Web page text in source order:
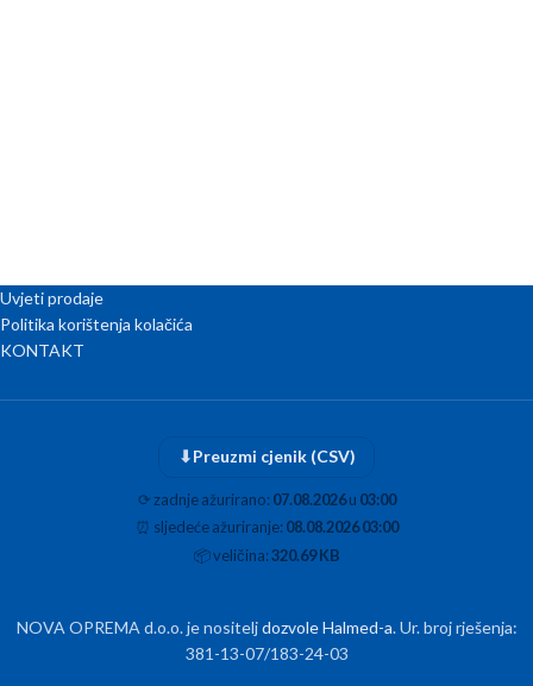
Uvjeti prodaje
Politika korištenja kolačića
KONTAKT
⬇Preuzmi cjenik (CSV)
⟳zadnje ažurirano:07.08.2026u 03:00
⏰ sljedeće ažuriranje:08.08.2026 03:00
📦veličina:320.69 KB
NOVA OPREMA d.o.o. je nositeljdozvole Halmed-a. Ur. broj rješenja:
381-13-07/183-24-03